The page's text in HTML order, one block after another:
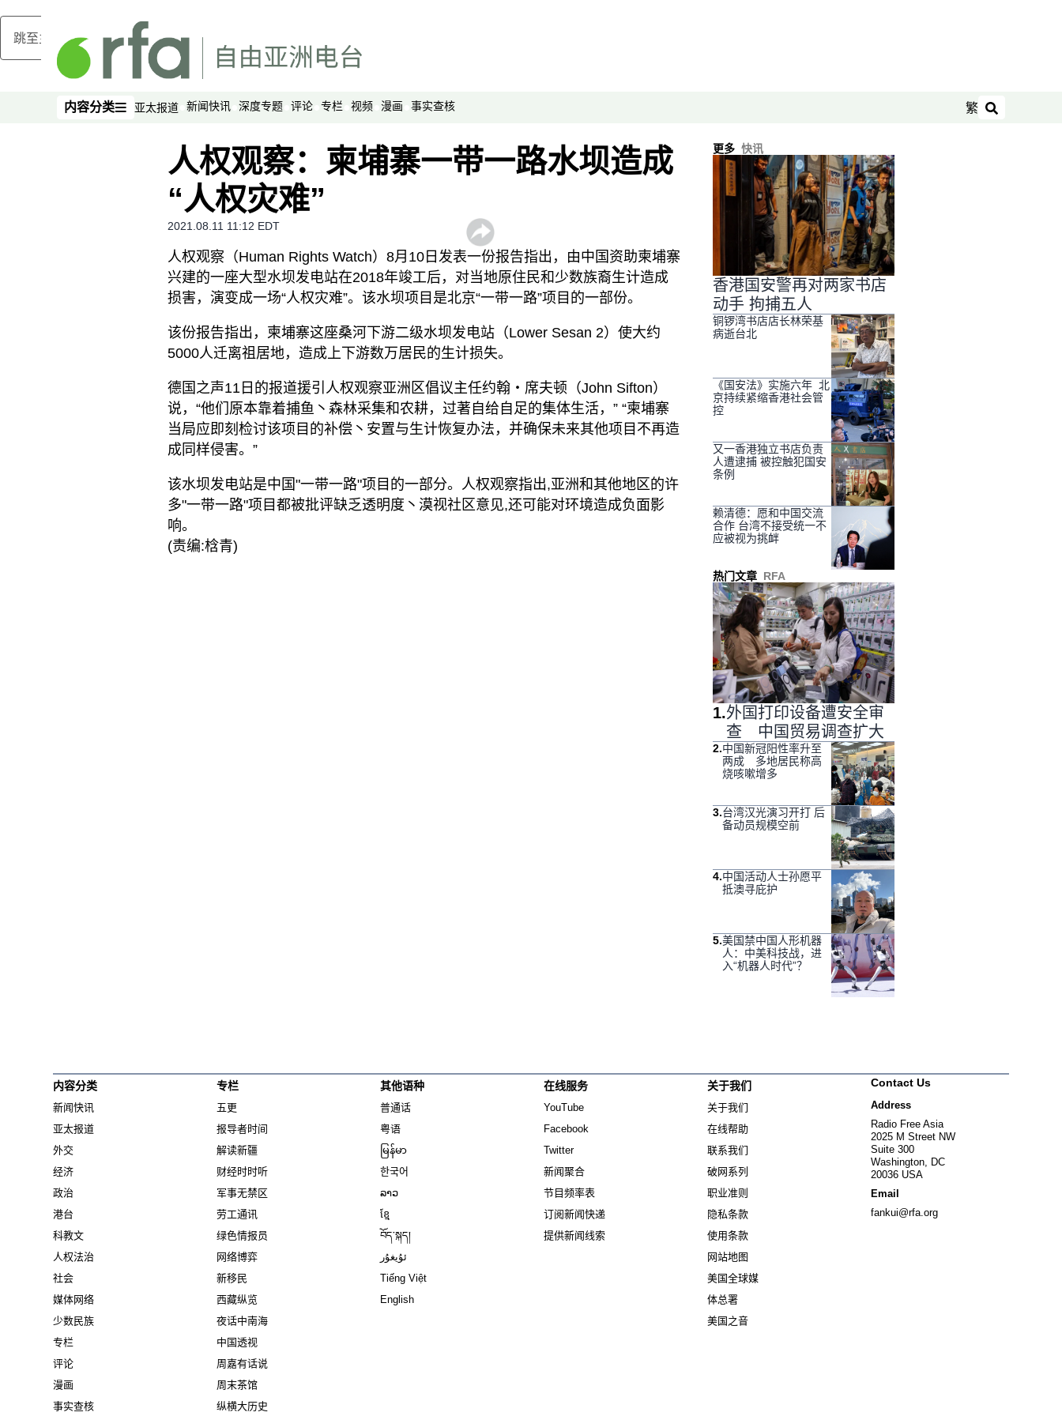
跳至主内容
内容分类
内容分类 亚太报道 新闻快讯 深度专题 评论 专栏 视频 漫画 事实查核 繁
搜索
夜话中南海
新移民
网络博弈
西藏纵览
解读新疆
财经时时听
评论
《亚太报道》音频
漫画
视频
显示 视频 个子部分
人权观察：柬埔寨一带一路水坝造成
“人权灾难”
2021.08.11 11:12 EDT
人权观察（Human Rights Watch）8月10日发表一份报告指出，由中国资助柬埔寨
兴建的一座大型水坝发电站在2018年竣工后，对当地原住民和少数族裔生计造成
损害，演变成一场“人权灾难”。该水坝项目是北京“一带一路”项目的一部份。
该份报告指出，柬埔寨这座桑河下游二级水坝发电站（Lower Sesan 2）使大约
5000人迁离祖居地，造成上下游数万居民的生计损失。
德国之声11日的报道援引人权观察亚洲区倡议主任约翰・席夫顿（John Sifton）
说，“他们原本靠着捕鱼丶森林采集和农耕，过著自给自足的集体生活，” “柬埔寨
当局应即刻检讨该项目的补偿丶安置与生计恢复办法，并确保未来其他项目不再造
成同样侵害。”
该水坝发电站是中国"一带一路"项目的一部分。人权观察指出,亚洲和其他地区的许
多"一带一路"项目都被批评缺乏透明度丶漠视社区意见,还可能对环境造成负面影
响。
(责编:梒青)
更多 快讯
香港国安警再对两家书店
动手 拘捕五人
铜锣湾书店店长林荣基
病逝台北
《国安法》实施六年 北
京持续紧缩香港社会管
控
又一香港独立书店负责
人遭逮捕 被控触犯国安
条例
赖清德：愿和中国交流
合作 台湾不接受统一不
应被视为挑衅
热门文章 RFA
1.外国打印设备遭安全审
查 中国贸易调查扩大
2.中国新冠阳性率升至
两成 多地居民称高
烧咳嗽增多
3.台湾汉光演习开打 后
备动员规模空前
4.中国活动人士孙愿平
抵澳寻庇护
5.美国禁中国人形机器
人：中美科技战，进
入“机器人时代”？
内容分类
新闻快讯
亚太报道
外交
经济
政治
港台
科教文
人权法治
社会
媒体网络
少数民族
专栏
评论
漫画
事实查核
专栏
五更
报导者时间
解读新疆
财经时时听
军事无禁区
劳工通讯
绿色情报员
网络博弈
新移民
西藏纵览
夜话中南海
中国透视
周嘉有话说
周末茶馆
纵横大历史
其他语种
普通话
粤语
မြန်မာ
한국어
ລາວ
ខ្មែ
བོད་སྐད།
ئۇيغۇر
Tiếng Việt
English
在线服务
YouTube
Facebook
Twitter
新闻聚合
节目频率表
订阅新闻快递
提供新闻线索
关于我们
关于我们
在线帮助
联系我们
破网系列
职业准则
隐私条款
使用条款
网站地图
美国全球媒
体总署
美国之音
Contact Us
Address
Radio Free Asia
2025 M Street NW
Suite 300
Washington, DC
20036 USA
Email
fankui@rfa.org